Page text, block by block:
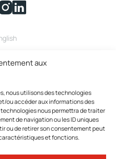
aux
nous utilisons des technologies
ou accéder aux informations des
nous permettra de traiter
de navigation ou les ID uniques
ou de retirer son consentement peut
et fonctions.
de la famille